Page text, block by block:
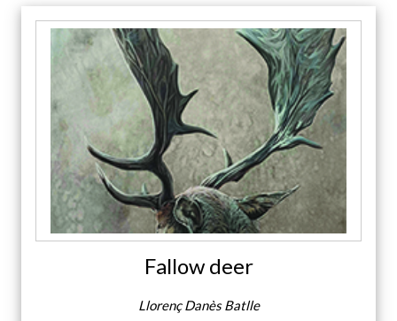
Fallow deer
Llorenç Danès Batlle